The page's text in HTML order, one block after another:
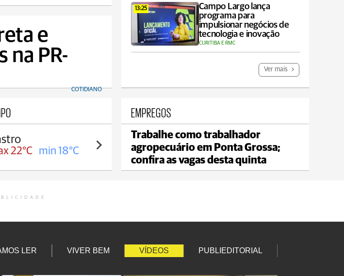
13:25
Campo Largo lança
programa para
impulsionar negócios de
tecnologia e inovação
CURITIBA E RMC
Ver mais
e
na PR-
COTIDIANO
22°C min 18°C
Carambeí
max 21°C min 18°C
EMPREGOS
Trabalhe como trabalhador
agropecuário em Ponta Grossa;
confira as vagas desta quinta
LER VIVER BEM VÍDEOS PUBLIEDITORIAL